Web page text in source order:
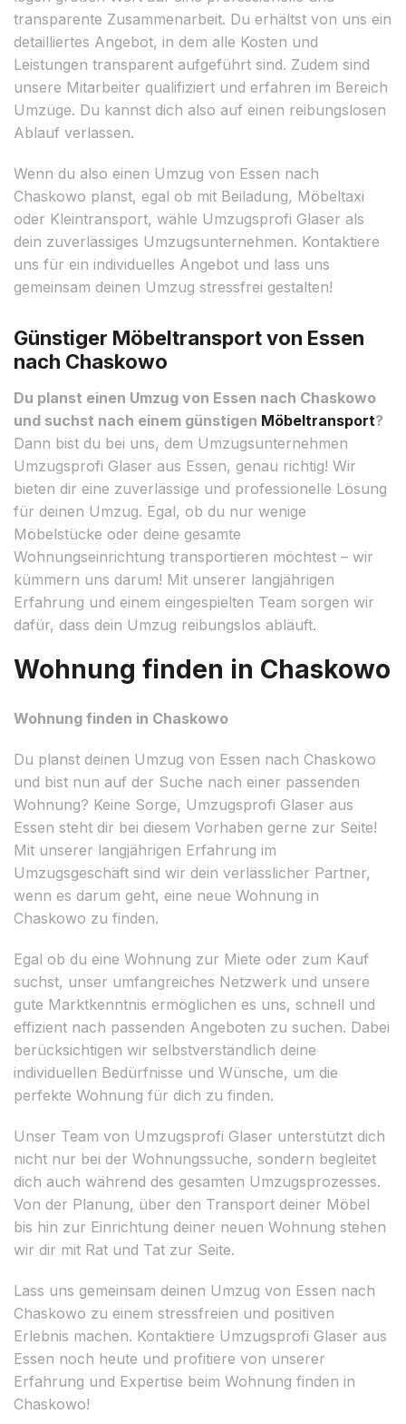
transparente Zusammenarbeit. Du erhältst von uns ein
detailliertes Angebot, in dem alle Kosten und
Leistungen transparent aufgeführt sind. Zudem sind
unsere Mitarbeiter qualifiziert und erfahren im Bereich
Umzüge. Du kannst dich also auf einen reibungslosen
Ablauf verlassen.
Wenn du also einen Umzug von Essen nach
Chaskowo planst, egal ob mit Beiladung, Möbeltaxi
oder Kleintransport, wähle Umzugsprofi Glaser als
dein zuverlässiges Umzugsunternehmen. Kontaktiere
uns für ein individuelles Angebot und lass uns
gemeinsam deinen Umzug stressfrei gestalten!
Günstiger Möbeltransport von Essen
nach Chaskowo
Du planst einen Umzug von Essen nach Chaskowo
und suchst nach einem günstigen Möbeltransport?
Dann bist du bei uns, dem Umzugsunternehmen
Umzugsprofi Glaser aus Essen, genau richtig! Wir
bieten dir eine zuverlässige und professionelle Lösung
für deinen Umzug. Egal, ob du nur wenige
Möbelstücke oder deine gesamte
Wohnungseinrichtung transportieren möchtest – wir
kümmern uns darum! Mit unserer langjährigen
Erfahrung und einem eingespielten Team sorgen wir
dafür, dass dein Umzug reibungslos abläuft.
Wohnung finden in Chaskowo
Wohnung finden in Chaskowo
Du planst deinen Umzug von Essen nach Chaskowo
und bist nun auf der Suche nach einer passenden
Wohnung? Keine Sorge, Umzugsprofi Glaser aus
Essen steht dir bei diesem Vorhaben gerne zur Seite!
Mit unserer langjährigen Erfahrung im
Umzugsgeschäft sind wir dein verlässlicher Partner,
wenn es darum geht, eine neue Wohnung in
Chaskowo zu finden.
Egal ob du eine Wohnung zur Miete oder zum Kauf
suchst, unser umfangreiches Netzwerk und unsere
gute Marktkenntnis ermöglichen es uns, schnell und
effizient nach passenden Angeboten zu suchen. Dabei
berücksichtigen wir selbstverständlich deine
individuellen Bedürfnisse und Wünsche, um die
perfekte Wohnung für dich zu finden.
Unser Team von Umzugsprofi Glaser unterstützt dich
nicht nur bei der Wohnungssuche, sondern begleitet
dich auch während des gesamten Umzugsprozesses.
Von der Planung, über den Transport deiner Möbel
bis hin zur Einrichtung deiner neuen Wohnung stehen
wir dir mit Rat und Tat zur Seite.
Lass uns gemeinsam deinen Umzug von Essen nach
Chaskowo zu einem stressfreien und positiven
Erlebnis machen. Kontaktiere Umzugsprofi Glaser aus
Essen noch heute und profitiere von unserer
Erfahrung und Expertise beim Wohnung finden in
Chaskowo!